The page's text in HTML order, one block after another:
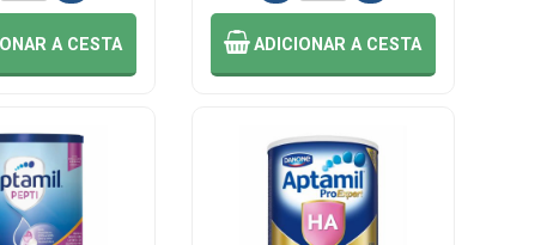
A CESTA ADICIONARA CESTA